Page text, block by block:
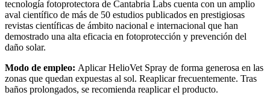
tecnología fotoprotectora de Cantabria Labs cuenta con un amplio
aval científico de más de 50 estudios publicados en prestigiosas
revistas científicas de ámbito nacional e internacional que han
demostrado una alta eficacia en fotoprotección y prevención del
daño solar.
Modo de empleo: Aplicar HelioVet Spray de forma generosa en las
zonas que quedan expuestas al sol. Reaplicar frecuentemente. Tras
baños prolongados, se recomienda reaplicar el producto.